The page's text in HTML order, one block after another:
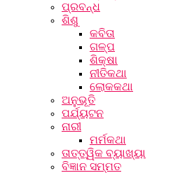
ପ୍ରବନ୍ଧ
ଶିଶୁ
କବିତା
ଗଳ୍ପ
ଶିକ୍ଷା
ନୀତିକଥା
ଲୋକକଥା
ଅନୁଭୂତି
ପର୍ଯ୍ୟଟନ
ନାରୀ
ମର୍ମକଥା
ତାତ୍ତ୍ୱିକ ବ୍ୟାଖ୍ୟା
ବିଜ୍ଞାନ ସମ୍ମତ